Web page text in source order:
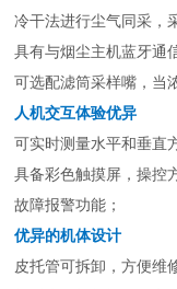
冷干法进行尘气同采，
具有与烟尘主机蓝牙通
可选配滤筒采样嘴，当
人机交互体验优异
可实时测量水平和垂直
具备彩色触摸屏，操控
故障报警功能；
优异的机体设计
皮托管可拆卸，方便维